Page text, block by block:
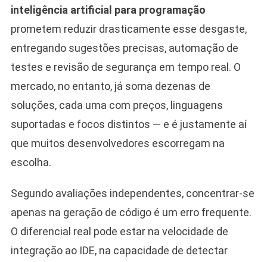
inteligência artificial para programação
prometem reduzir drasticamente esse desgaste,
entregando sugestões precisas, automação de
testes e revisão de segurança em tempo real. O
mercado, no entanto, já soma dezenas de
soluções, cada uma com preços, linguagens
suportadas e focos distintos — e é justamente aí
que muitos desenvolvedores escorregam na
escolha.
Segundo avaliações independentes, concentrar-se
apenas na geração de código é um erro frequente.
O diferencial real pode estar na velocidade de
integração ao IDE, na capacidade de detectar